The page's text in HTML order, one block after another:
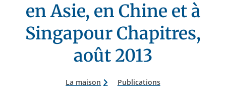
en Asie, en Chine et à
Singapour Chapitres,
août 2013
La maison Publications